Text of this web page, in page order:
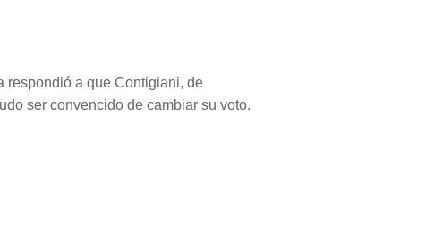
respondió a que Contigiani, de
ser convencido de cambiar su voto.